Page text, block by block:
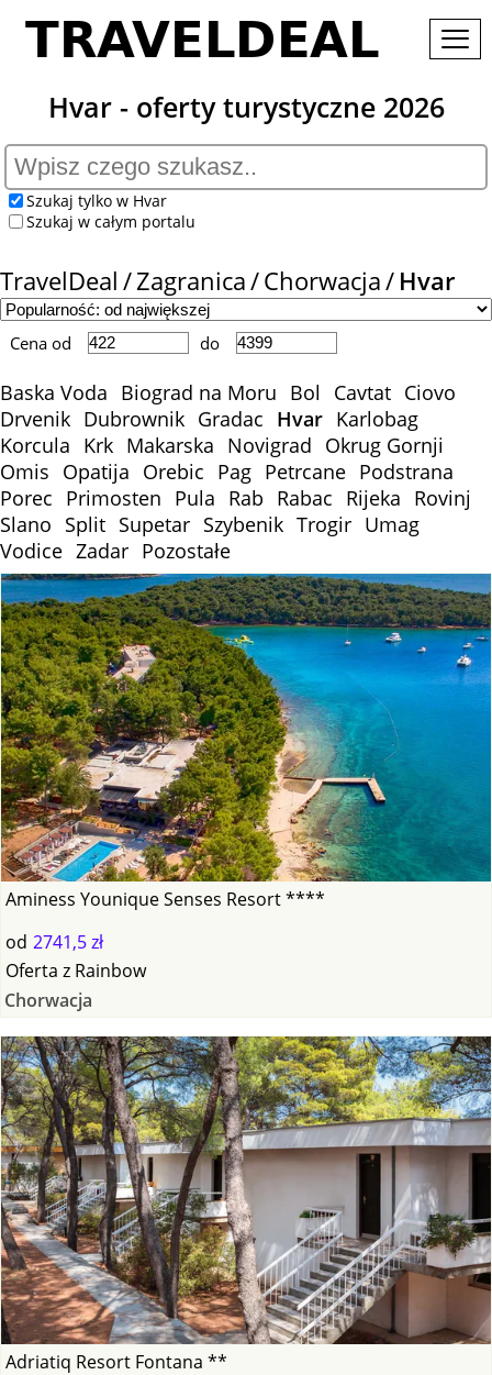
Hvar - oferty turystyczne 2026
Szukaj tylko w Hvar
Szukaj w całym portalu
TravelDeal Zagranica Chorwacja Hvar
Cena od do
Baska Voda Biograd na Moru Bol Cavtat Ciovo
Drvenik Dubrownik Gradac Hvar Karlobag
Korcula Krk Makarska Novigrad Okrug Gornji
Omis Opatija Orebic Pag Petrcane Podstrana
Porec Primosten Pula Rab Rabac Rijeka Rovinj
Slano Split Supetar Szybenik Trogir Umag
Vodice Zadar Pozostałe
Aminess Younique Senses Resort ****
od 2741,5 zł
Oferta z Rainbow
Chorwacja
Adriatiq Resort Fontana **